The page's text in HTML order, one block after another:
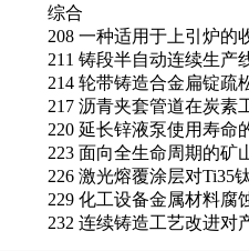
综合
208 一种适用于上引炉的
211 铸段半自动连续生产
214 轮带铸造合金扁锭疏
217 沥青夹套管道在炭素
220 延长锌液泵使用寿命
223 面向全生命周期的矿
226 激光熔覆涂层对Ti35
229 化工设备金属材料腐
232 连续铸造工艺改进对